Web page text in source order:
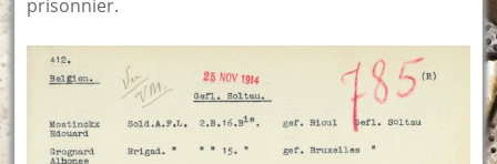
prisonnier.